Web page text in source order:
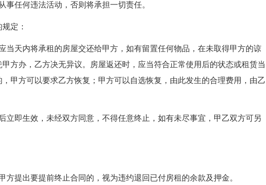
事任何违法活动，否则将承担一切责任。
定：
当天内将承租的房屋交还给甲方，如有留置任何物品，在未取得甲方的谅
方办，乙方决无异议。房屋返还时，应当符合正常使用后的状态或租赁当
甲方可以要求乙方恢复；甲方可以自选恢复，由此发生的合理费用，由乙
立即生效，未经双方同意，不得任意终止，如有未尽事宜，甲乙双方可另
方提出要提前终止合同的，视为违约退回已付房租的余款及押金。